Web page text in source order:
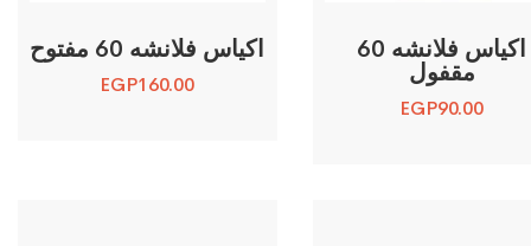
اكياس فلانشه 60 مفتوح
EGP160.00
اكياس فلانشه 60
مقفول
EGP90.00